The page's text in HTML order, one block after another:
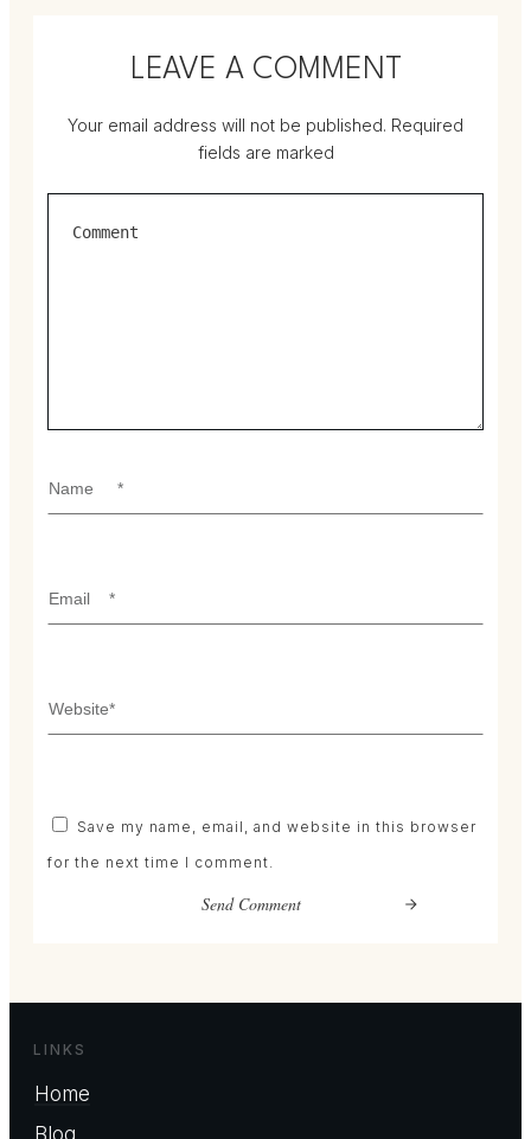
LEAVE A COMMENT
Your email address will not be published. Required
fields are marked
Save my name, email, and website in this browser
for the next time I comment.
Send Comment
LINKS
Home